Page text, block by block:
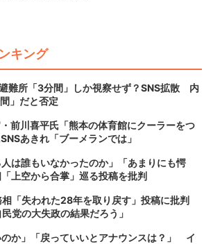
キング
難所「3分間」しか視察せず？SNS拡散 内
」だと否定
前川喜平氏「熊本の体育館にクーラーをつ
あきれ「ブーメランでは」
は誰もいなかったのか」「あまりにも愕
上空から合掌」巡る投稿を批判
相「失われた28年を取り戻す」投稿に批判
党の大失政の結果だろう」
のか」「戻っていいとアナウンスは？」 イ